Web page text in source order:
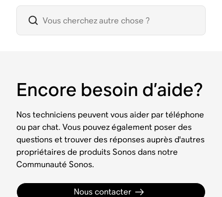
Encore besoin d’aide?
Nos techniciens peuvent vous aider par téléphone
ou par chat. Vous pouvez également poser des
questions et trouver des réponses auprès d'autres
propriétaires de produits Sonos dans notre
Communauté Sonos.
Nous contacter